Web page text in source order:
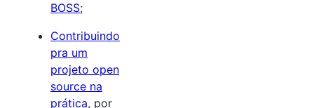
BOSS;
Contribuindo
pra um
projeto open
source na
prática, por